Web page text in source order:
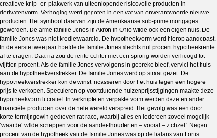
creatieve knip- en plakwerk van uiteenlopende risicovolle producten in
derivatenvorm. Verhoging werd gegoten in een vat van onverantwoorde nieuwe
producten. Het symbool daarvan zijn de Amerikaanse sub-prime mortgages
geworden. De arme familie Jones in Akron in Ohio wilde ook een eigen huis. De
familie Jones was niet kredietwaardig. De hypotheekvorm werd hierop aangepast.
In de eerste twee jaar hoefde de familie Jones slechts nul procent hypotheekrente
af te dragen. Daarna zou de rente echter met een sprong worden verhoogd tot
vijftien procent. Als de familie Jones vervolgens in gebreke bleef, verviel het huis
aan de hypotheekverstrekker. De familie Jones werd op straat gezet. De
hypotheekverstrekker kon de winst incasseren door het huis tegen een hogere
prijs te verkopen. Speculeren op voortdurende huizenprijsstijgingen maakte deze
hypotheekvorm lucratief. In verknipte en verpakte vorm werden deze en ander
financiële producten over de hele wereld verspreid. Het gevolg was een door
korte-termijngewin gedreven rat race, waarbij alles en iedereen zoveel mogelijk
‘waarde’ wilde scheppen voor de aandeelhouder en – vooral – zichzelf. Negen
procent van de hypotheek van de familie Jones was op de balans van Fortis